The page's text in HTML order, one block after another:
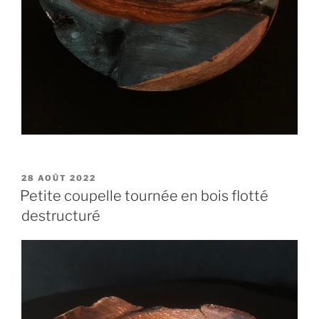
PUBLIÉ
LE
28 AOÛT 2022
Petite coupelle tournée en bois flotté
destructuré